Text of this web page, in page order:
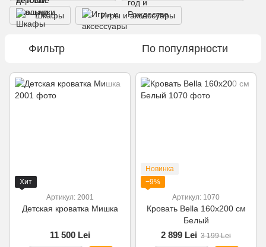
Шкафы Игры и аксессуары
Фильтр По популярности
Хит
Артикул: 2001
Детская кроватка Мишка
11 500 Lei
Новинка
−9%
Артикул: 1070
Кровать Bella 160x200 см
Белый
2 899 Lei 3 199 Lei